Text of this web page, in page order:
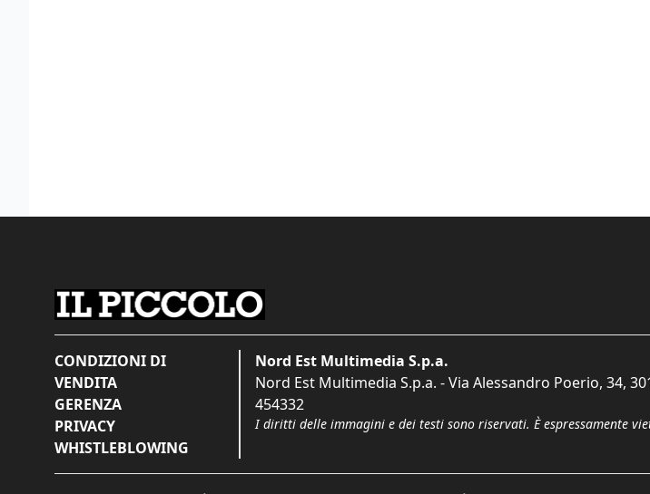
CONDIZIONI DI
VENDITA
GERENZA
PRIVACY
WHISTLEBLOWING
Nord Est Multimedia S.p.a.
Nord Est Multimedia S.p.a. - Via Alessandro Poerio, 34,
454332
I diritti delle immagini e dei testi sono riservati. È espressamente